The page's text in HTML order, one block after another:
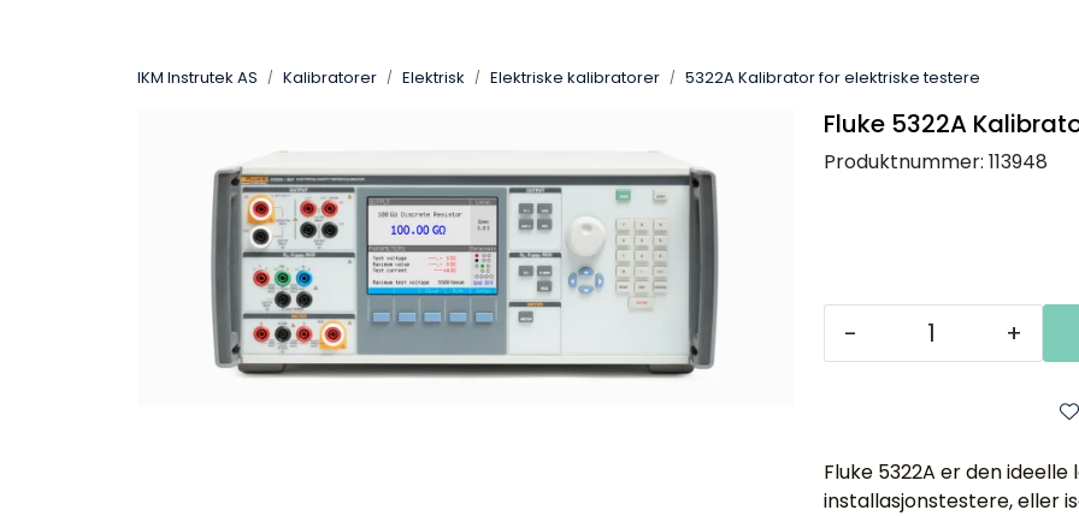
IKM Instrutek AS Kalibratorer Elektrisk Elektriske kalibratorer 5322A Kalibrator for elektriske testere
Fluke 5322A
Produktnummer: 113948
- +
Fluke 5322A er den
installasjonstestere, eller